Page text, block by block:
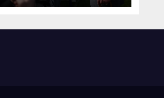
смъртта на крал